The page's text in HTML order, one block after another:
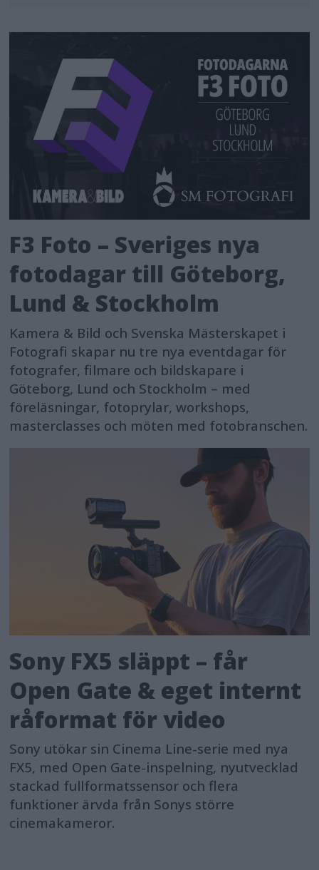
F3 Foto – Sveriges nya
fotodagar till Göteborg,
Lund & Stockholm
Kamera & Bild och Svenska Mästerskapet i
Fotografi skapar nu tre nya eventdagar för
fotografer, filmare och bildskapare i
Göteborg, Lund och Stockholm – med
föreläsningar, fotoprylar, workshops,
masterclasses och möten med fotobranschen.
Sony FX5 släppt – får
Open Gate & eget internt
råformat för video
Sony utökar sin Cinema Line-serie med nya
FX5, med Open Gate-inspelning, nyutvecklad
stackad fullformatssensor och flera
funktioner ärvda från Sonys större
cinemakameror.